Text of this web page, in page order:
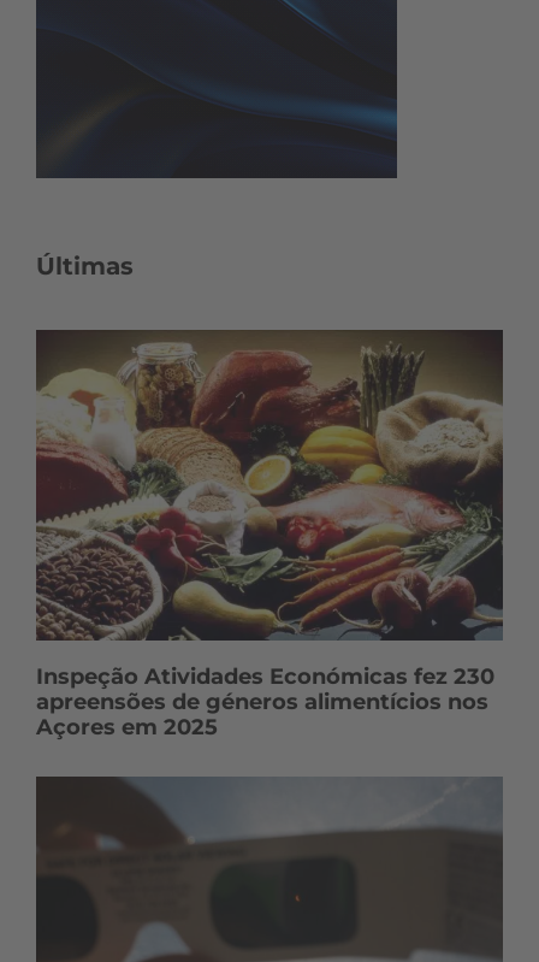
Últimas
Inspeção Atividades Económicas fez 230
apreensões de géneros alimentícios nos
Açores em 2025